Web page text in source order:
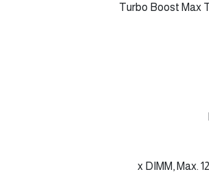
Turbo Boost Max
4 x DIMM, Max.